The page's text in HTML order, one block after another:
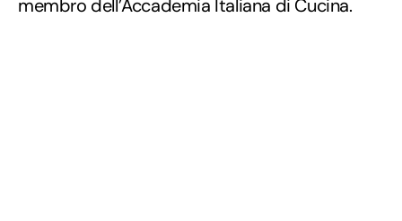
membro dell’Accademia Italiana di Cucina.